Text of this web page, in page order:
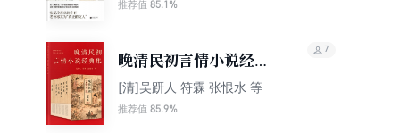
推荐值 85.1%
晚清民初言情小说经典
集
[清]吴趼人 符霖 张恨水 等
推荐值 85.9%
7